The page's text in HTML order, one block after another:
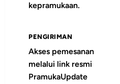
kepramukaan.
PENGIRIMAN
Akses pemesanan
melalui link resmi
PramukaUpdate